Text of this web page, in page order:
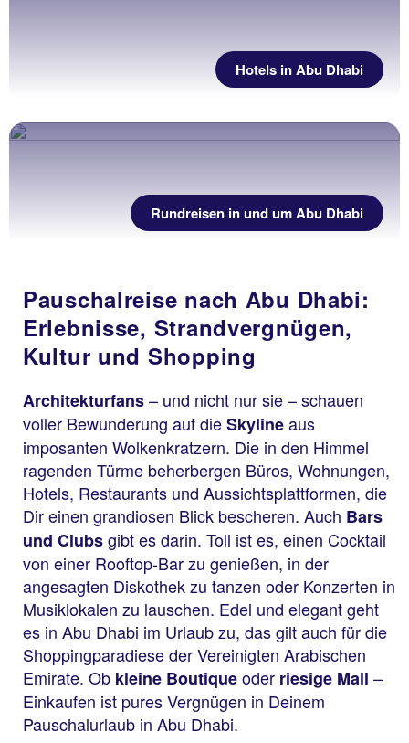
Hotels in Abu Dhabi
Rundreisen in und um Abu Dhabi
Pauschalreise nach Abu Dhabi:
Erlebnisse, Strandvergnügen,
Kultur und Shopping
Architekturfans– und nicht nur sie – schauen
voller Bewunderung auf dieSkylineaus
imposanten Wolkenkratzern. Die in den Himmel
ragenden Türme beherbergen Büros, Wohnungen,
Hotels, Restaurants und Aussichtsplattformen, die
Dir einen grandiosen Blick bescheren. Auch Bars
und Clubsgibt es darin. Toll ist es, einen Cocktail
von einer Rooftop-Bar zu genießen, in der
angesagten Diskothek zu tanzen oder Konzerten in
Musiklokalen zu lauschen. Edel und elegant geht
es in Abu Dhabi im Urlaub zu, das gilt auch für die
Shoppingparadiese der Vereinigten Arabischen
Emirate. Ob kleine Boutiqueoder riesige Mall –
Einkaufen ist pures Vergnügen in Deinem
Pauschalurlaub in Abu Dhabi.